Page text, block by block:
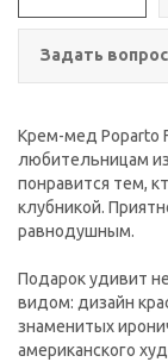
Задать вопрос
Крем-мед Poparto
любительницам
понравится тем,
клубникой.
равнодушным.
Подарок удивит
видом: дизайн
знаменитых
американского